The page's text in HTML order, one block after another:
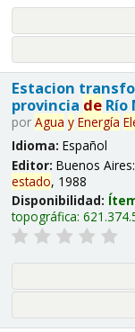
Estacion
provincia deRío
por Agua y Energía
Idioma: Español
Editor: Buenos Aires:
estado, 1988
Disponibilidad:
topográfica: